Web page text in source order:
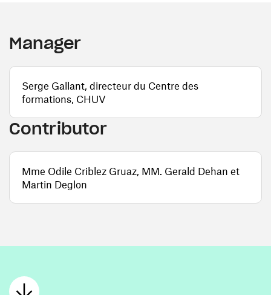
Manager
Serge Gallant, directeur du Centre des
formations, CHUV
Contributor
Mme Odile Criblez Gruaz, MM. Gerald Dehan et
Martin Deglon